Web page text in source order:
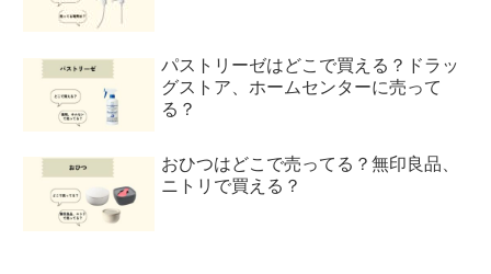
パストリーゼはどこで買える？ドラッ
グストア、ホームセンターに売って
る？
おひつはどこで売ってる？無印良品、
ニトリで買える？